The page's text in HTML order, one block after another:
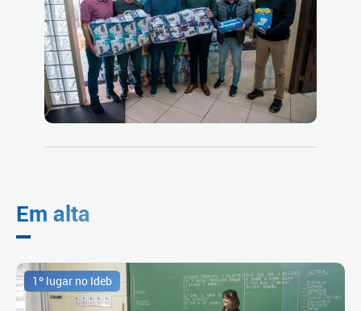
Em alta
1º lugar no Ideb